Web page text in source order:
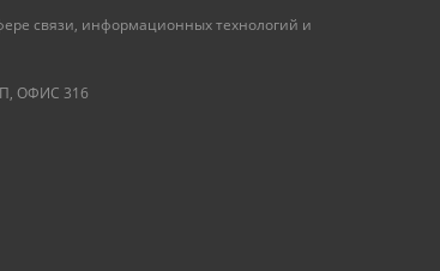
связи, информационных технологий и
ОФИС 316